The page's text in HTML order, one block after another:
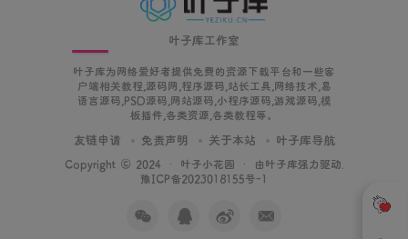
叶子库工作室
叶子库为网络爱好者提供免费的资源下载平台和一些客
户端相关教程,源码网,程序源码,站长工具,网络技术,易
语言源码,PSD源码,网站源码,小程序源码,游戏源码,模
板插件,各类资源,各类教程等。
友链申请 免责声明 关于本站 叶子库导航
Copyright © 2024 · 叶子小花园 · 由 叶子库强力驱动.
豫ICP备2023018155号-1